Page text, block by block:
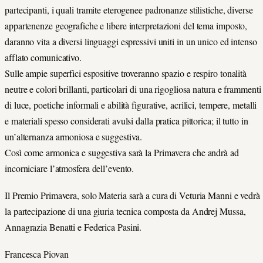
partecipanti, i quali tramite eterogenee padronanze stilistiche, diverse
appartenenze geografiche e libere interpretazioni del tema imposto,
daranno vita a diversi linguaggi espressivi uniti in un unico ed intenso
afflato comunicativo.
Sulle ampie superfici espositive troveranno spazio e respiro tonalità
neutre e colori brillanti, particolari di una rigogliosa natura e frammenti
di luce, poetiche informali e abilità figurative, acrilici, tempere, metalli
e materiali spesso considerati avulsi dalla pratica pittorica; il tutto in
un’alternanza armoniosa e suggestiva.
Così come armonica e suggestiva sarà la Primavera che andrà ad
incorniciare l’atmosfera dell’evento.
Il Premio Primavera, solo Materia sarà a cura di Veturia Manni e vedrà
la partecipazione di una giuria tecnica composta da Andrej Mussa,
Annagrazia Benatti e Federica Pasini.
Francesca Piovan